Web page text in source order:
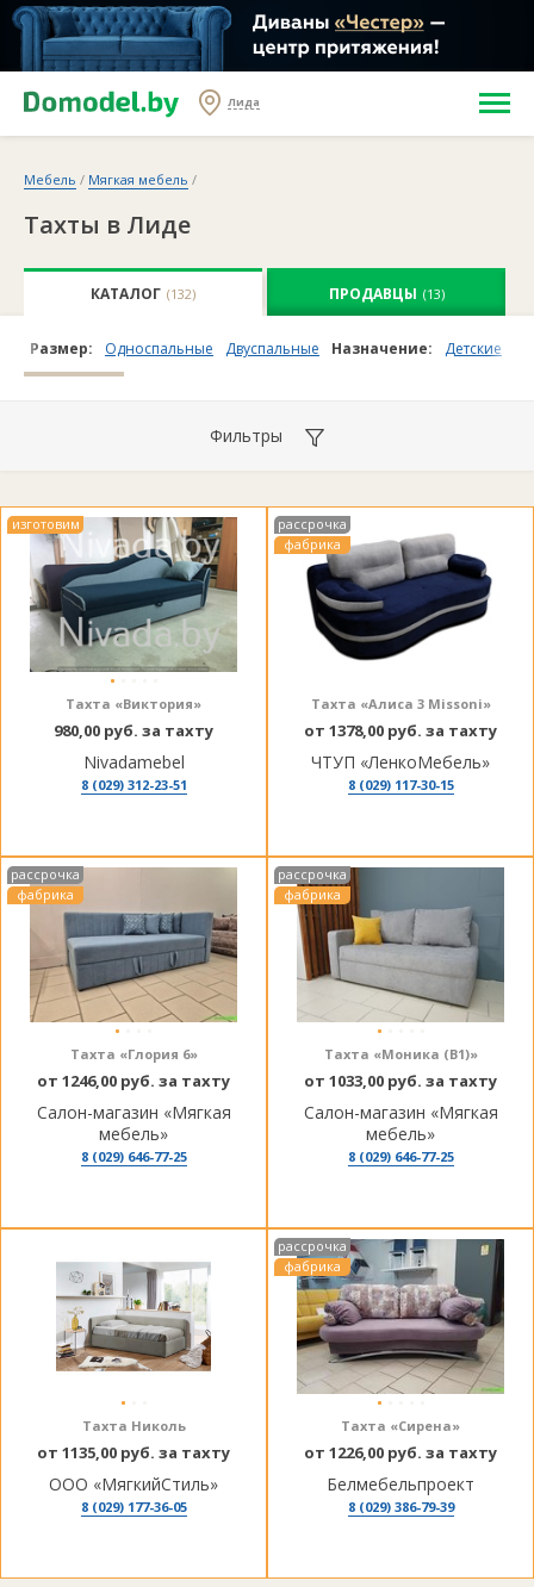
Лида
Мебель / Мягкая мебель /
Тахты в Лиде
КАТАЛОГ (132) ПРОДАВЦЫ (13)
Размер: Односпальные Двуспальные Назначение: Детские
Фильтры
изготовим
Тахта «Виктория»
980,00 руб. за тахту
Nivadamebel
8 (029) 312-23-51
рассрочка
фабрика
Тахта «Алиса 3 Missoni»
от 1378,00 руб. за тахту
ЧТУП «ЛенкоМебель»
8 (029) 117-30-15
рассрочка
фабрика
Тахта «Глория 6»
от 1246,00 руб. за тахту
Салон-магазин «Мягкая
мебель»
8 (029) 646-77-25
рассрочка
фабрика
Тахта «Моника (В1)»
от 1033,00 руб. за тахту
Салон-магазин «Мягкая
мебель»
8 (029) 646-77-25
Тахта Николь
от 1135,00 руб. за тахту
ООО «МягкийСтиль»
8 (029) 177-36-05
рассрочка
фабрика
Тахта «Сирена»
от 1226,00 руб. за тахту
Белмебельпроект
8 (029) 386-79-39